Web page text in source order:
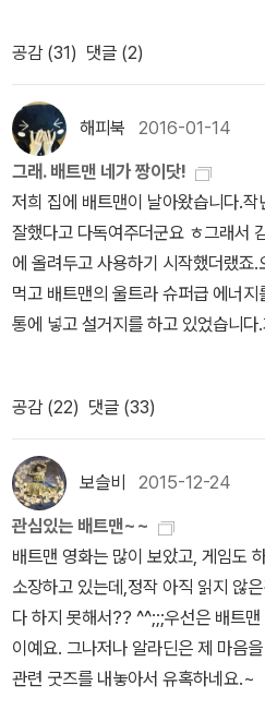
표지 뒷면은 배트맨의 영원한 적수 '
상적이네요.배트맨의 조력자였던 짐
그럼 배트맨도 나이를 먹었습니다.
마도 그가 다른 슈퍼 히어로와 달리,
와 같은 인간이라는 점이죠. 물론 평
라는 점이 있지만..^^;;아직도 그의 그
는 적응은 안돼요~^^).배트맨으로써
선택한 그.다시 돌아온 배트맨...어쩜
트맨을 은퇴할수 있을것 같습니다.
페이스인 하비 덴트. 브루스 웨인의
격이 생성되면서 배트맨의 적수가
수 있다고 생각했지만, 이미 그의 정
면 d(^-^)b 짱인듯.로빈을 보낸후 다
하지 않았는데, 이렇게 또 한명의 조
떡궁합.배트맨과 슈퍼맨은 절친이다
맨이 바라보는 슈퍼맨은 잠재적인
배트맨은 편집증 환자 같으니깐요.배
않는다면 무척 서운하지요. 배트맨
차 복수로 목숨을 빼앗지 못합니다.
죽여버렸으면 좋겠다는 생각을 하지
것은 절대!! 살인은 안된다는 자신만
콜론에서 출간할때는 엽서 이벤트
이벤트가 없어서 아쉬워요. 이 기회
턴 '그린랜턴'이 DC 캐릭터라는 것은 지난번 '슈퍼맨 레드
선'을 읽고 알았어요. 영화도 안봐서
랐는데, 의외로 출간된 책이 많아서 놀랐어요. 블
트 DC 크로스 오버 저스트리그 시리즈
크로스 오버 작품들이 참 많네요. 이
무슨 정신으로 읽었는지..^^;; 빌런
드 그외 캐릭터 - 대부분 배트맨 악
스페셜이라는데, 우리는 만우절에
비는 따로 없네... 배트맨은 캐릭
마저도 성지로 만들었네요.^^ 마블
그린 애로우 슈퍼맨의 숙적 루터 캡
맨인가? 했는데... 플래쉬 아쿠아맨 기타 DC 코믹스에
등장하는 캐릭터들을 이해하는데 도
블로 출간된 '왕좌 게임' - 소설도 완
래픽 노블도 완간되길... 엑스맨 시빌워 때문에 마블 코믹스
를 정주행중입니다~~~. 판타스틱 포 배트맨 - 배
트맨 제대로 만화를 본적 없으면서
믹스 정리되면 DC 코믹스 읽으렵니다. 기타 스
맨 만화 - 올해는 만화를 많이 구입해서 읽
이 그림만 봐도 딱 일본스럽지만, 그런
뭐 먹었어?' 처음 구입했때는 3~5
각했는데, 벌써 11권까지 나왔네요
갖고 있어도 좋겠다 싶어요.^^ 인간보다 더 인간적인 로봇들의
이야기. 우주소년 아톰이 이렇게 아
나.. 완결되지 않은 '아인' 시리즈 - 죽은 사람이 살아서 돌아온다는
만화. 초기에 읽어본후 시리즈로 읽을지
넘는 시리즈는 시작하지도 말아야하
곧 완결이 된다고 하는데, 진짜 완결되면 좋겠네요.^^ 웹
툰들~ 도서관에서 희망도서 신청했
입했어요. ^^ 결국 올 여름 읽으려고 구입했어요. 정가제전에 구입
하지 못한것이 조금 아쉽지만...읽고
아요.^^ 도서관에서 대출하려 했는데, 워낙 인기가 많아서인지 책 상
태가 좋지 않아 결국 구입. 중고책에
공감 (31) 댓글 (2)
해피북 2016-01-14
그래. 배트맨 네가 짱이닷!
저희 집에 배트맨이 날아왔습니다.작
잘했다고 다독여주더군요 ㅎ그래서
에 올려두고 사용하기 시작했더랬죠
먹고 배트맨의 울트라 슈퍼급 에너
통에 넣고 설거지를 하고 있었습니
고 마무리 작업으로 한참 헹구다가
기지못하고 설거지통 안으로 추락하
강! 배트맨의 승리! 야호~~좋아해야
의 수호신인 배트맨은 무적이 되어 자
있다는 슬픈 소식을 전하며 저희집
들과 기타 사기들이 배트맨 퇴치운동
함께 전해봅니다 ㅋㅋ 사용할때 조
트맨 책을 한 권도 읽어보지 못했네
니다 ㅋㅋ
공감 (22) 댓글 (33)
보슬비 2015-12-24
관심있는 배트맨~~
배트맨 영화는 많이 보았고, 게임도
소장하고 있는데,정작 아직 읽지 않
다 하지 못해서?? ^^;;;우선은 배트
이예요. 그나저나 알라딘은 제 마음
관련 굿즈를 내놓아서 유혹하네요.~ 알라딘에서 만든 배트맨